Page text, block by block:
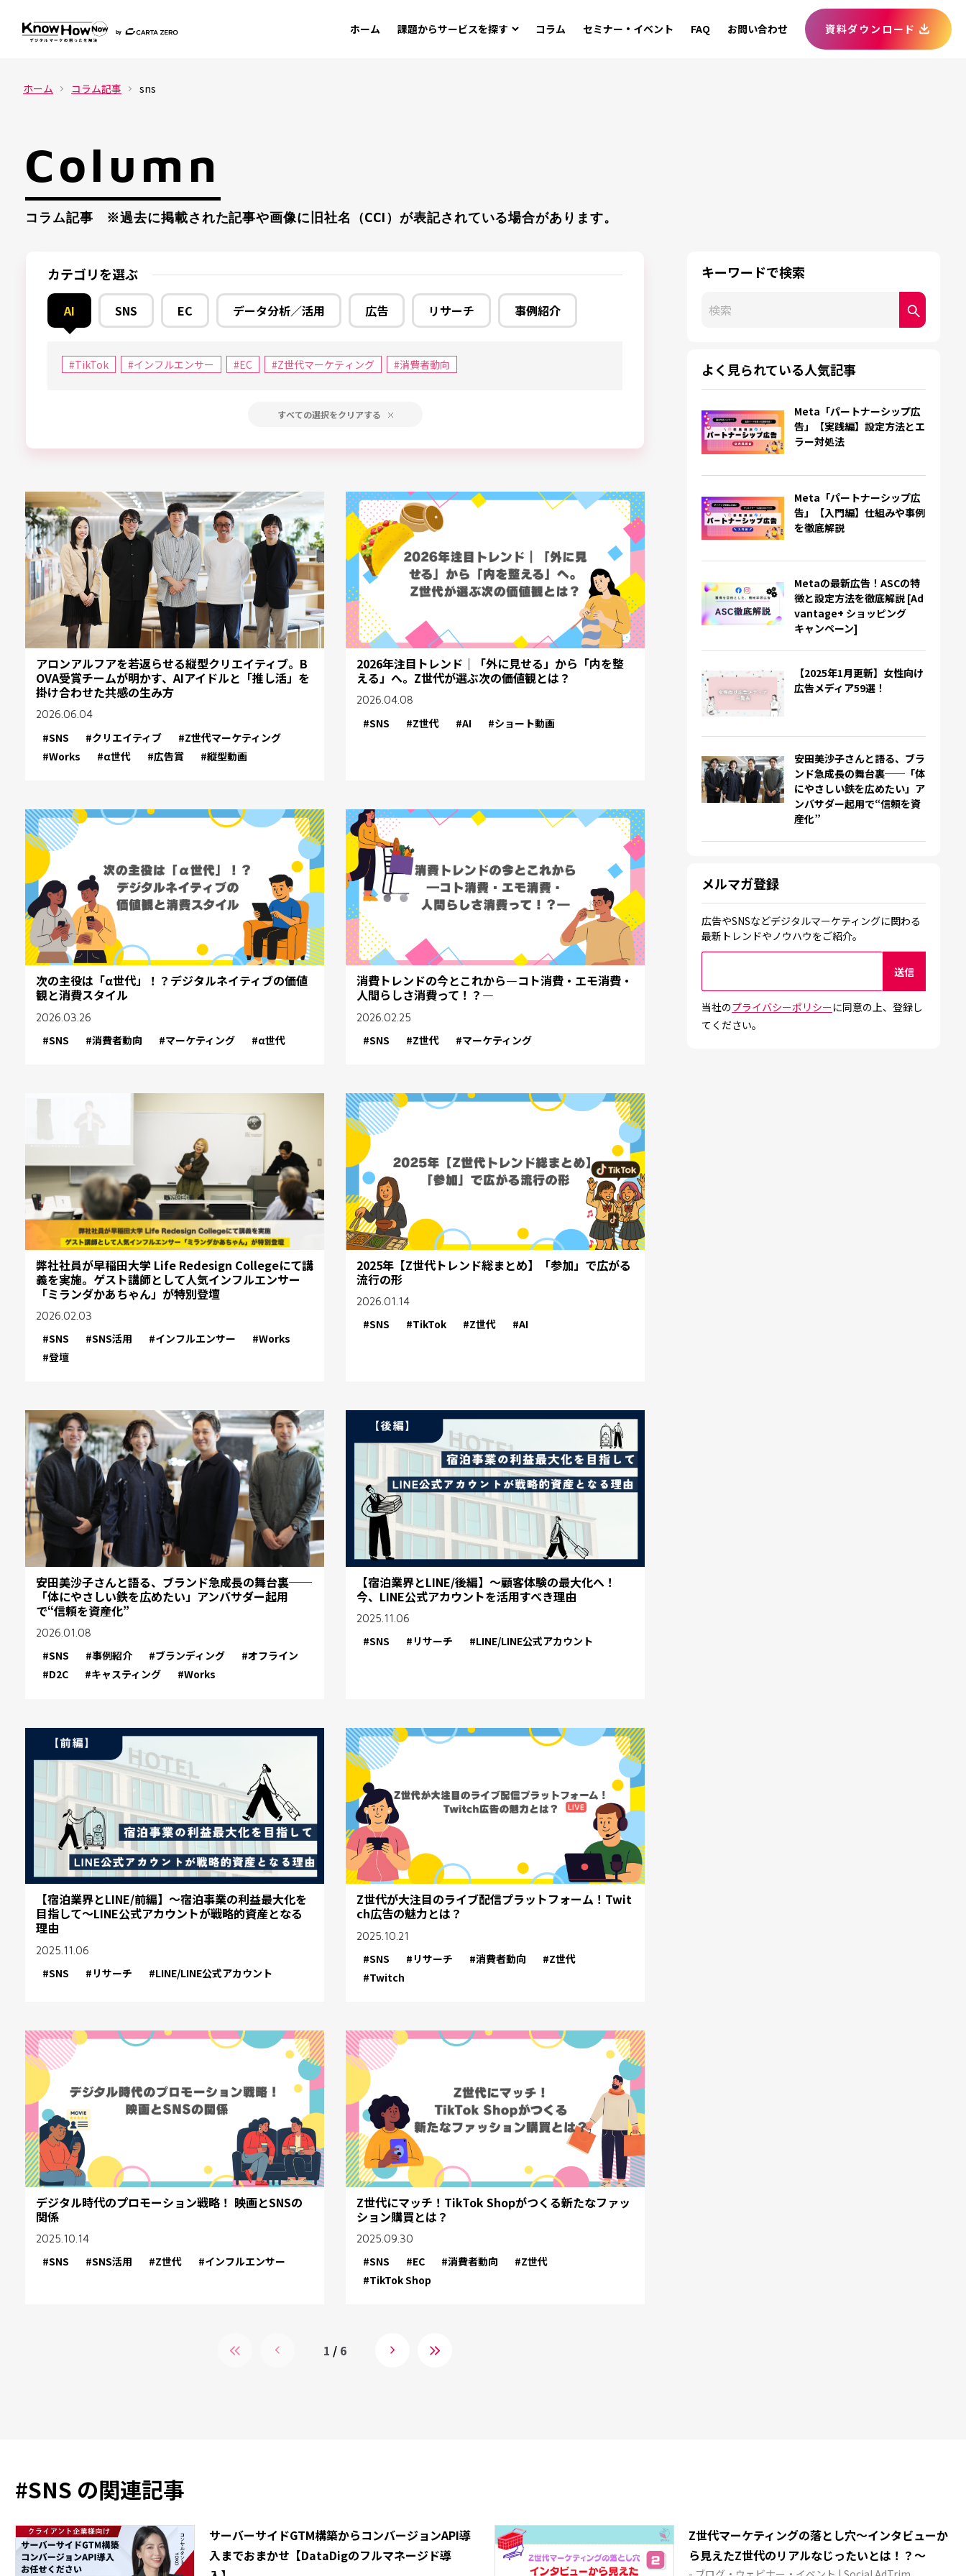
ホーム 課題からサービスを探す コラム セミナー・イベント FAQ お問い合わせ 資料ダウンロード
ホーム コラム記事 sns
Column
コラム記事 ※過去に掲載された記事や画像に旧社名（CCI）が表記されている場合があります。
カテゴリを選ぶ
AI SNS EC データ分析／活用 広告 リサーチ 事例紹介
#TikTok #インフルエンサー #EC #Z世代マーケティング #消費者動向
すべての選択をクリアする
アロンアルフアを若返らせる縦型クリエイティブ。B
OVA受賞チームが明かす、AIアイドルと「推し活」を
掛け合わせた共感の生み方
2026.06.04
#SNS #クリエイティブ
#Z世代マーケティング
#Works
#α世代 #広告賞 #縦型動画
2026年注目トレンド｜「外に見せる」から「内を整
える」へ。Z世代が選ぶ次の価値観とは？
2026.04.08
#SNS #Z世代 #AI #ショート動画
次の主役は「α世代」！？デジタルネイティブの価値
観と消費スタイル
2026.03.26
#SNS #消費者動向 #マーケティング #α世代
消費トレンドの今とこれから―コト消費・エモ消費・
人間らしさ消費って！？―
2026.02.25
#SNS #Z世代 #マーケティング
弊社社員が早稲田大学 Life Redesign Collegeにて講
義を実施。ゲスト講師として人気インフルエンサー
「ミランダかあちゃん」が特別登壇
2026.02.03
#SNS #SNS活用 #インフルエンサー
#Works
#登壇
2025年【Z世代トレンド総まとめ】「参加」で広がる
流行の形
2026.01.14
#SNS #TikTok #Z世代 #AI
安田美沙子さんと語る、ブランド急成長の舞台裏──
「体にやさしい鉄を広めたい」アンバサダー起用
で“信頼を資産化”
2026.01.08
#SNS #事例紹介 #ブランディング
#オフライン
#D2C
#キャスティング #Works
【宿泊業界とLINE/後編】～顧客体験の最大化へ！
今、LINE公式アカウントを活用すべき理由
2025.11.06
#SNS #リサーチ #LINE/LINE公式アカウント
【宿泊業界とLINE/前編】～宿泊事業の利益最大化を
目指して～LINE公式アカウントが戦略的資産となる
理由
2025.11.06
#SNS #リサーチ #LINE/LINE公式アカウント
Z世代が大注目のライブ配信プラットフォーム！Twit
ch広告の魅力とは？
2025.10.21
#SNS #リサーチ #消費者動向
#Z世代
#Twitch
デジタル時代のプロモーション戦略！ 映画とSNSの
関係
2025.10.14
#SNS #SNS活用 #Z世代 #インフルエンサー
Z世代にマッチ！TikTok Shopがつくる新たなファッ
ション購買とは？
2025.09.30
#SNS #EC #消費者動向
#Z世代
#TikTok Shop
1 / 6
キーワードで検索
これは、自動候補機能付きの検索フィールドです。
よく見られている人気記事
Meta「パートナーシップ広
告」【実践編】設定方法とエ
ラー対処法
Meta「パートナーシップ広
告」【入門編】仕組みや事例
を徹底解説
Metaの最新広告！ASCの特
徴と設定方法を徹底解説 [Ad
vantage+ ショッピング
キャンペーン]
【2025年1月更新】女性向け
広告メディア59選！
安田美沙子さんと語る、ブラ
ンド急成長の舞台裏──「体
にやさしい鉄を広めたい」ア
ンバサダー起用で“信頼を資
産化”
メルマガ登録
広告やSNSなどデジタルマーケティングに関わる
最新トレンドやノウハウをご紹介。
当社のプライバシーポリシーに同意の上、登録し
てください。
#SNS の関連記事
サーバーサイドGTM構築からコンバージョンAPI導
入までおまかせ【DataDigのフルマネージド導
Z世代マーケティングの落とし穴～インタビューか
ら見えたZ世代のリアルなじったいとは！？～